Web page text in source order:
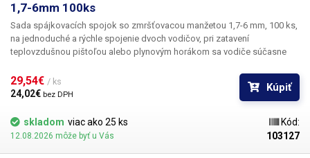
1,7-6mm 100ks
Sada spájkovacích spojok so zmršťovacou manžetou 1,7-6 mm, 100 ks,
na jednoduché a rýchle spojenie dvoch vodičov, pri zatavení
teplovzdušnou pištoľou alebo plynovým horákom sa vodiče súčasne
ktoré zabezpečuje vodotesnosť. Vďaka priehľadnej odizolovacej spojke
je možné po utesnení skontrolovať kvalitu spoja. Po utesnení spojky sú
vodiče pevne pospájané, izolované a utesnené proti vode. Odizolované
konce vodičov sa zasunú do konektora tak, aby sa v strede konektora
prekrývali. Puzdro zahrejte teplovzdušnou pištoľou alebo zapaľovačom
s dýzou, po zmrštení puzdra sa spájkovací krúžok roztaví a pevne spojí
29,54€ / ks
24,02€ bez DPH
Kúpiť
skladom viac ako 25 ks
12.08.2026 môže byť u Vás
Kód:
103127